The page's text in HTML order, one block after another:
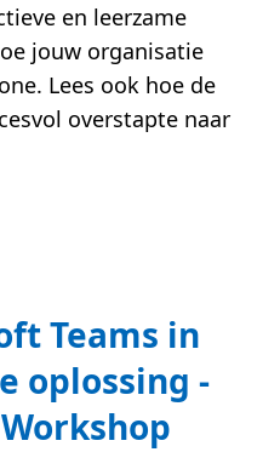
en leerzame
jouw organisatie
Lees ook hoe de
overstapte naar
Teams in
oplossing -